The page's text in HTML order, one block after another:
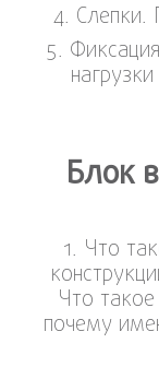
4. Слепки.
5.
Блок
1. Что
Что
почему